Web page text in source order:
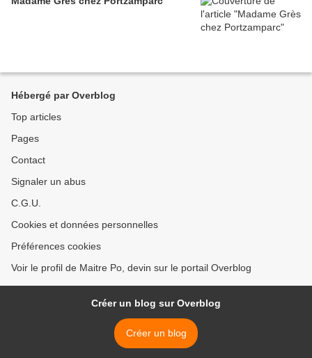
Hébergé par Overblog
Top articles
Pages
Contact
Signaler un abus
C.G.U.
Cookies et données personnelles
Préférences cookies
Voir le profil de Maitre Po, devin sur le portail Overblog
Créer un blog sur Overblog
Créer un blog